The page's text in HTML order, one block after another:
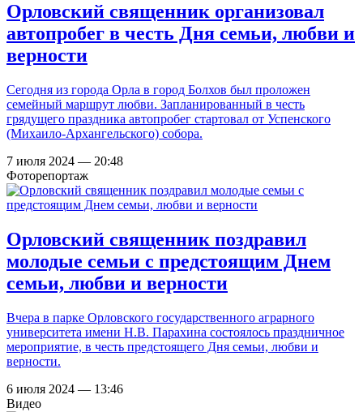
Орловский священник организовал
автопробег в честь Дня семьи, любви и
верности
Сегодня из города Орла в город Болхов был проложен
семейный маршрут любви. Запланированный в честь
грядущего праздника автопробег стартовал от Успенского
(Михаило-Архангельского) собора.
7 июля 2024 — 20:48
Фоторепортаж
Орловский священник поздравил
молодые семьи с предстоящим Днем
семьи, любви и верности
Вчера в парке Орловского государственного аграрного
университета имени Н.В. Парахина состоялось праздничное
мероприятие, в честь предстоящего Дня семьи, любви и
верности.
6 июля 2024 — 13:46
Видео